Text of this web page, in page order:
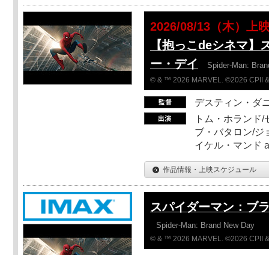
2026/08/13（木）上
【抱っこdeシネマ】
ー・デイ
Spider-Man:
© & ™ 2026 MARVEL. ©2026 CPII
デスティン・ダ
トム・ホランド
ブ・バタロン/ジ
イケル・マンド
作品情報・上映スケジュール
スパイダーマン：ブ
Spider-Man: Brand New Day
© & ™ 2026 MARVEL. ©2026 CPII